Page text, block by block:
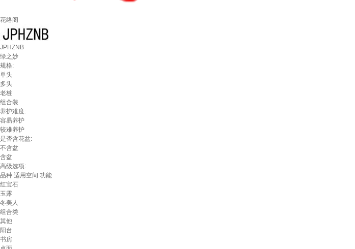
花络阁
JPHZNB
绿之妙
规格:
单头
多头
老桩
组合装
养护难度:
容易养护
较难养护
是否含花盆:
不含盆
含盆
高级选项:
品种 适用空间 功能
红宝石
玉露
冬美人
组合类
其他
阳台
书房